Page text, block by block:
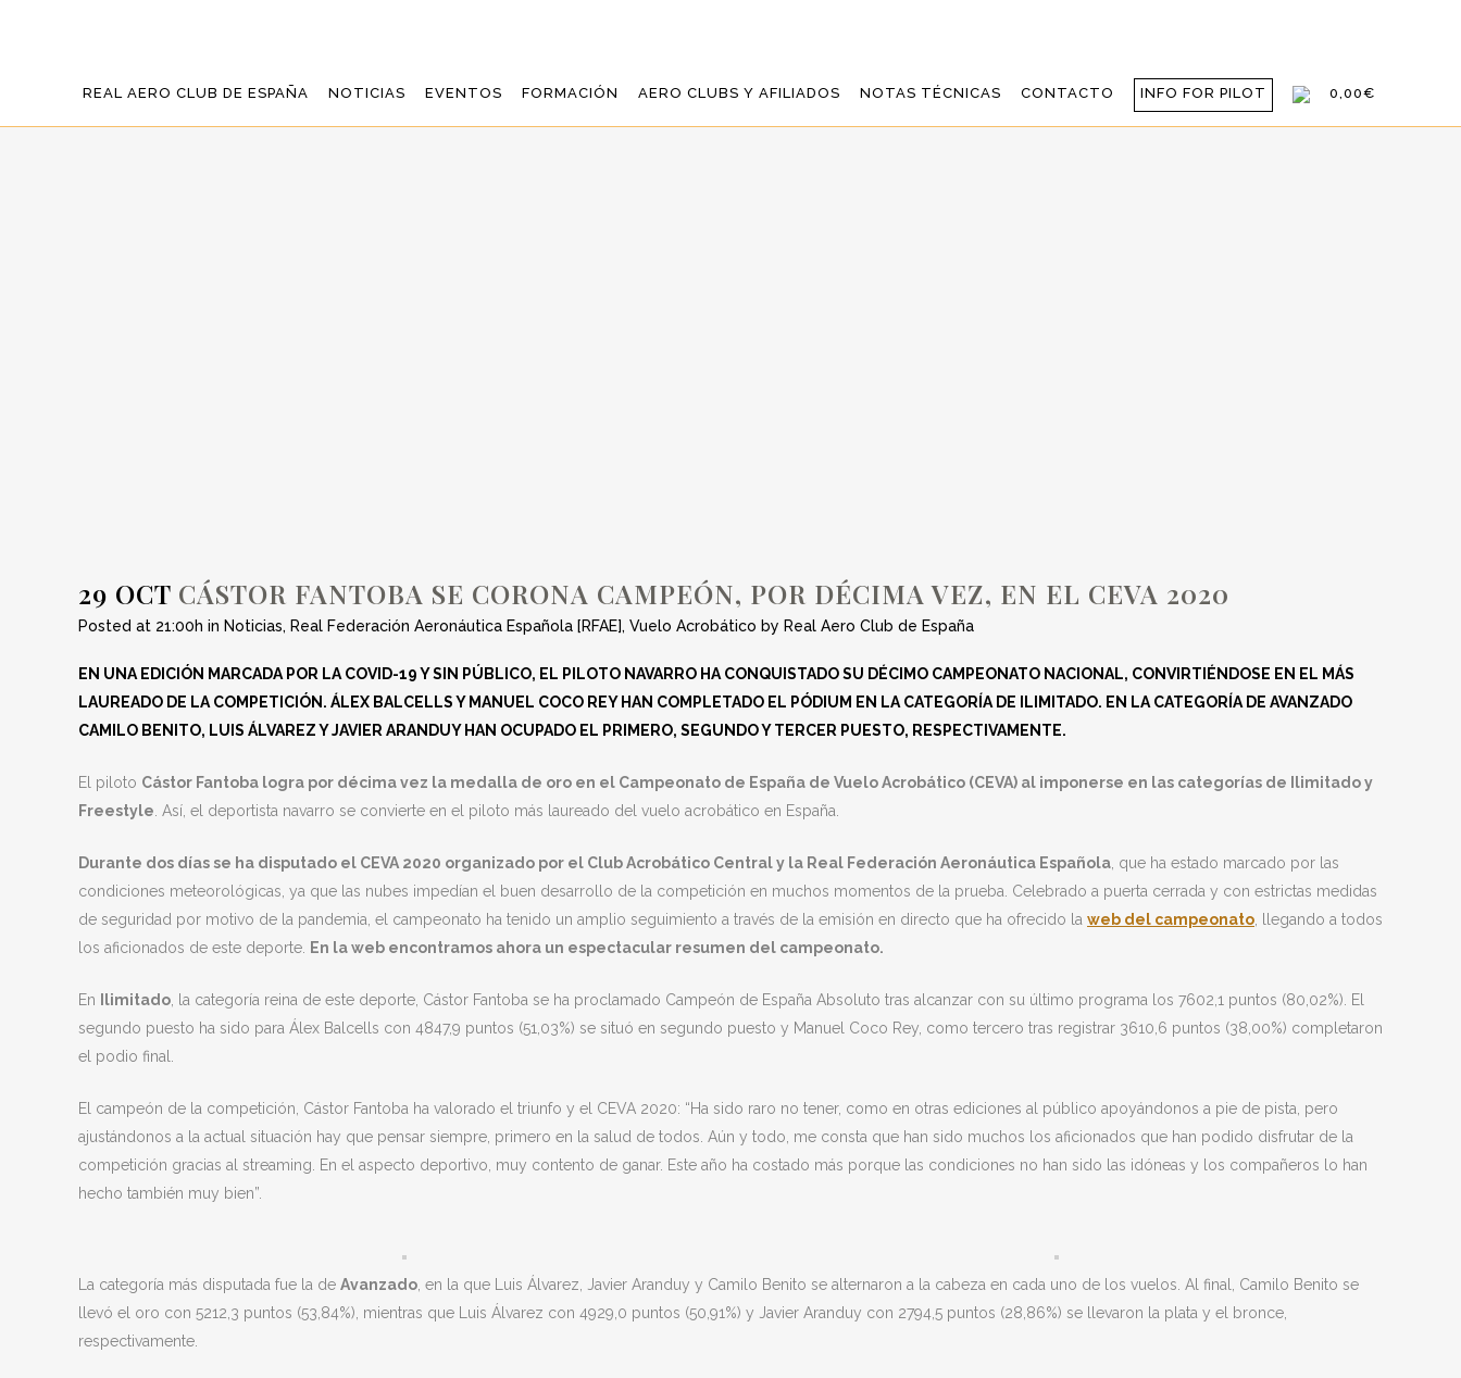
REAL AERO CLUB DE ESPAÑA NOTICIAS EVENTOS FORMACIÓN AERO CLUBS Y AFILIADOS NOTAS TÉCNICAS CONTACTO INFO FOR PILOT 0,00€
29 OCT CÁSTOR FANTOBA SE CORONA CAMPEÓN, POR DÉCIMA VEZ, EN EL CEVA 2020
Posted at 21:00h in Noticias, Real Federación Aeronáutica Española [RFAE], Vuelo Acrobático by Real Aero Club de España
EN UNA EDICIÓN MARCADA POR LA COVID-19 Y SIN PÚBLICO, EL PILOTO NAVARRO HA CONQUISTADO SU DÉCIMO CAMPEONATO NACIONAL, CONVIRTIÉNDOSE EN EL MÁS
LAUREADO DE LA COMPETICIÓN. ÁLEX BALCELLS Y MANUEL COCO REY HAN COMPLETADO EL PÓDIUM EN LA CATEGORÍA DE ILIMITADO. EN LA CATEGORÍA DE AVANZADO
CAMILO BENITO, LUIS ÁLVAREZ Y JAVIER ARANDUY HAN OCUPADO EL PRIMERO, SEGUNDO Y TERCER PUESTO, RESPECTIVAMENTE.
El piloto Cástor Fantoba logra por décima vez la medalla de oro en el Campeonato de España de Vuelo Acrobático (CEVA) al imponerse en las categorías de Ilimitado y
Freestyle . Así, el deportista navarro se convierte en el piloto más laureado del vuelo acrobático en España.
Durante dos días se ha disputado el CEVA 2020 organizado por el Club Acrobático Central y la Real Federación Aeronáutica Española , que ha estado marcado por las
condiciones meteorológicas, ya que las nubes impedían el buen desarrollo de la competición en muchos momentos de la prueba. Celebrado a puerta cerrada y con estrictas medidas
de seguridad por motivo de la pandemia, el campeonato ha tenido un amplio seguimiento a través de la emisión en directo que ha ofrecido la web del campeonato , llegando a todos
los aficionados de este deporte.
En la web encontramos ahora un espectacular resumen del campeonato.
En Ilimitado , la categoría reina de este deporte, Cástor Fantoba se ha proclamado Campeón de España Absoluto tras alcanzar con su último programa los 7602,1 puntos (80,02%). El
segundo puesto ha sido para Álex Balcells con 4847,9 puntos (51,03%) se situó en segundo puesto y Manuel Coco Rey, como tercero tras registrar 3610,6 puntos (38,00%) completaron
el podio final.
El campeón de la competición, Cástor Fantoba ha valorado el triunfo y el CEVA 2020: “Ha sido raro no tener, como en otras ediciones al público apoyándonos a pie de pista, pero
ajustándonos a la actual situación hay que pensar siempre, primero en la salud de todos. Aún y todo, me consta que han sido muchos los aficionados que han podido disfrutar de la
competición gracias al streaming. En el aspecto deportivo, muy contento de ganar. Este año ha costado más porque las condiciones no han sido las idóneas y los compañeros lo han
hecho también muy bien”.
La categoría más disputada fue la de Avanzado , en la que Luis Álvarez, Javier Aranduy y Camilo Benito se alternaron a la cabeza en cada uno de los vuelos. Al final, Camilo Benito se
llevó el oro con 5212,3 puntos (53,84%), mientras que Luis Álvarez con 4929,0 puntos (50,91%) y Javier Aranduy con 2794,5 puntos (28,86%) se llevaron la plata y el bronce,
respectivamente.